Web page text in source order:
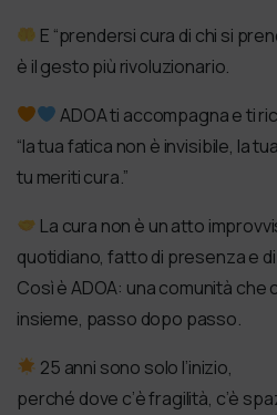
E “prendersi cura di chi si
è il gesto più rivoluzionario.
ADOA ti accompagna e ti
“la tua fatica non è invisibile, la
tu meriti cura.”
La cura non è un atto
quotidiano, fatto di presenza e
Così è ADOA: una comunità che
insieme, passo dopo passo.
25 anni sono solo l’inizio,
perché dove c’è fragilità, c’è